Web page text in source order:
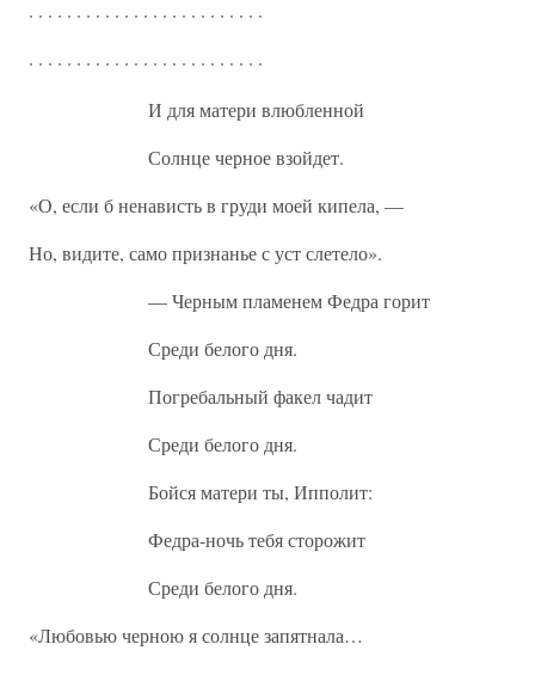
· · · · · · · · · · · · · · · · · · · · · · · · ·
· · · · · · · · · · · · · · · · · · · · · · · · ·
И для матери влюбленной
Солнце черное взойдет.
«О, если б ненависть в груди моей кипела, —
Но, видите, само признанье с уст слетело».
— Черным пламенем Федра горит
Среди белого дня.
Погребальный факел чадит
Среди белого дня.
Бойся матери ты, Ипполит:
Федра-ночь тебя сторожит
Среди белого дня.
«Любовью черною я солнце запятнала…